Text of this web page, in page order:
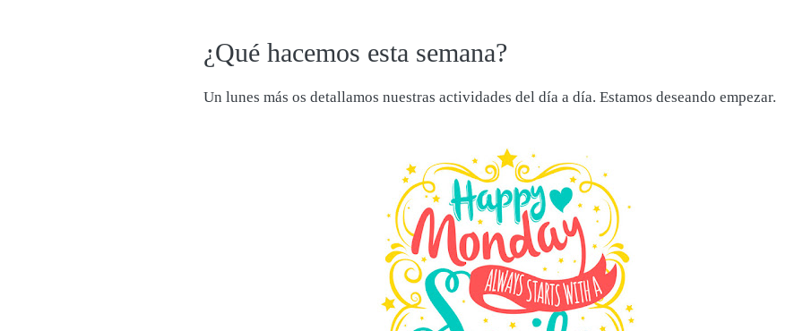
¿Qué hacemos esta semana?
Un lunes más os detallamos nuestras actividades del día a día. Estamos deseando empezar.